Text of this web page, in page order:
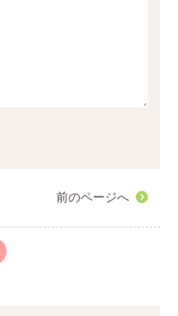
前のページへ